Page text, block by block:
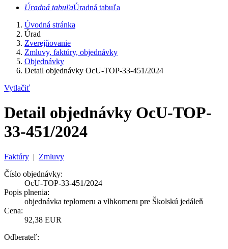
Úradná tabuľaÚradná tabuľa
Úvodná stránka
Úrad
Zverejňovanie
Zmluvy, faktúry, objednávky
Objednávky
Detail objednávky OcU-TOP-33-451/2024
Vytlačiť
Detail objednávky OcU-TOP-
33-451/2024
Faktúry | Zmluvy
Číslo objednávky:
OcU-TOP-33-451/2024
Popis plnenia:
objednávka teplomeru a vlhkomeru pre Školskú jedáleň
Cena:
92,38 EUR
Odberateľ: